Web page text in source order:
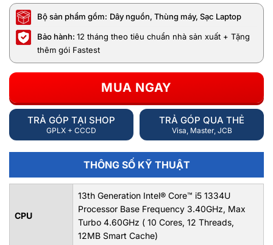
Bộ sản phẩm gồm: Dây nguồn, Thùng máy, Sạc Laptop
Bảo hành: 12 tháng theo tiêu chuẩn nhà sản xuất + Tặng
thêm gói Fastest
MUA NGAY
TRẢ GÓP TẠI SHOP
GPLX + CCCD
TRẢ GÓP QUA THẺ
Visa, Master, JCB
THÔNG SỐ KỸ THUẬT
CPU
13th Generation Intel® Core™ i5 1334U
Processor Base Frequency 3.40GHz, Max
Turbo 4.60GHz ( 10 Cores, 12 Threads,
12MB Smart Cache)